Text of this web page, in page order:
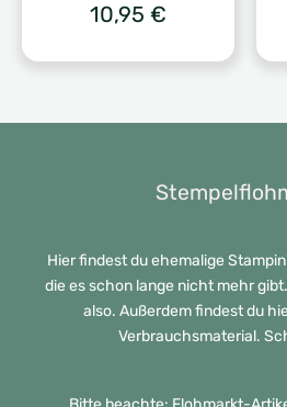
10,95 €
Hier findest du ehemalige
die es schon lange nicht mehr
also. Außerdem findest du
Verbrauchsmaterial.